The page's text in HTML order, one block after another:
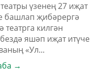
үзенең 27 иҗат
башлап җибәрергә
театрга килгән
яшәп иҗат итүче
«Ул...
→